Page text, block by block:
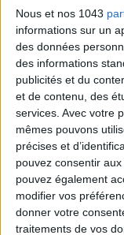
Nous et nos 1043
informations sur un
des données
des informations
publicités et du
et de contenu, des
services. Avec votre
mêmes pouvons
précises et
pouvez consentir
pouvez également
modifier vos
donner votre
traitements de vos